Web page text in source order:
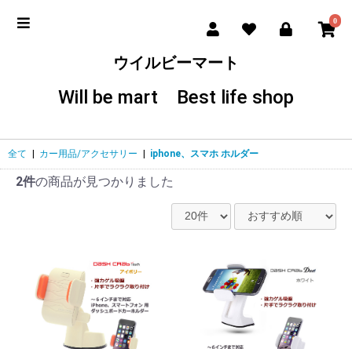
0
ウイルビーマート
Will be mart Best life shop
全て カー用品/アクセサリー iphone、スマホ ホルダー
2件の商品が見つかりました